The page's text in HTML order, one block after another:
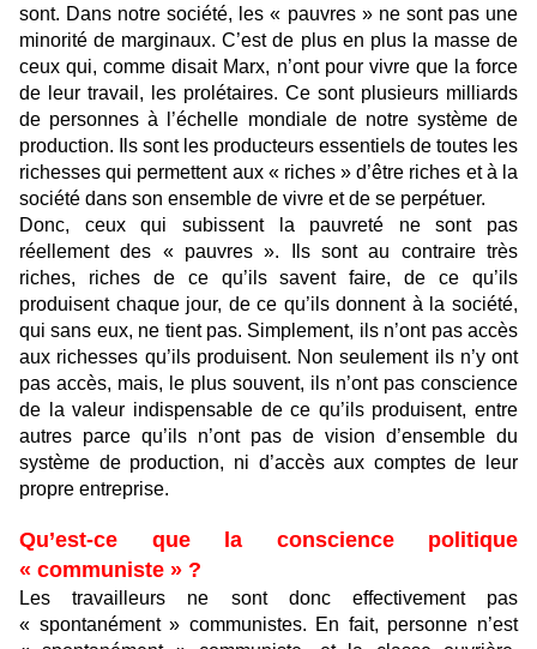
sont. Dans notre société, les « pauvres » ne sont pas une
minorité de marginaux. C’est de plus en plus la masse de
ceux qui, comme disait Marx, n’ont pour vivre que la force
de leur travail, les prolétaires. Ce sont plusieurs milliards
de personnes à l’échelle mondiale de notre système de
production. Ils sont les producteurs essentiels de toutes les
richesses qui permettent aux « riches » d’être riches et à la
société dans son ensemble de vivre et de se perpétuer.
Donc, ceux qui subissent la pauvreté ne sont pas
réellement des « pauvres ». Ils sont au contraire très
riches, riches de ce qu’ils savent faire, de ce qu’ils
produisent chaque jour, de ce qu’ils donnent à la société,
qui sans eux, ne tient pas. Simplement, ils n’ont pas accès
aux richesses qu’ils produisent. Non seulement ils n’y ont
pas accès, mais, le plus souvent, ils n’ont pas conscience
de la valeur indispensable de ce qu’ils produisent, entre
autres parce qu’ils n’ont pas de vision d’ensemble du
système de production, ni d’accès aux comptes de leur
propre entreprise.
Qu’est-ce que la conscience politique
« communiste » ?
Les travailleurs ne sont donc effectivement pas
« spontanément » communistes. En fait, personne n’est